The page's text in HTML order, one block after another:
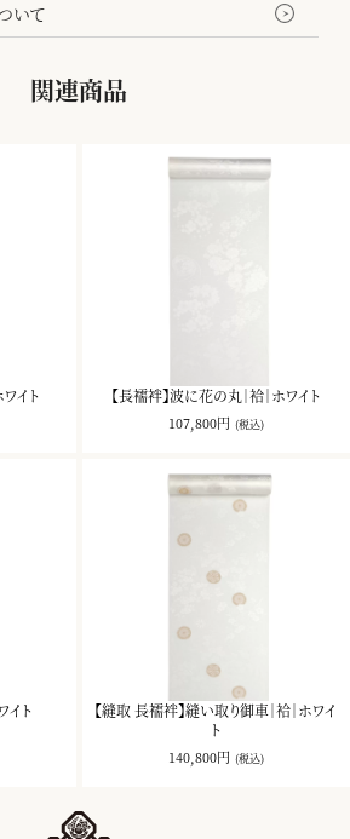
いて
関連商品
イト 【長襦袢】波に花の丸｜袷｜ホワイト
107,800円 (税込)
イト
【縫取 長襦袢】縫い取り御車｜袷｜ホワイ
ト
140,800円 (税込)